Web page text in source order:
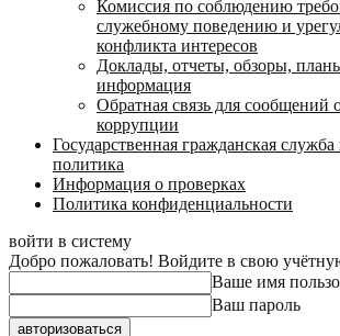
Комиссия по соблюдению
служебному поведению и
конфликта интересов
Доклады, отчеты, обзоры,
информация
Обратная связь для сообщений
коррупции
Государственная гражданская служба
политика
Информация о проверках
Политика конфиденциальности
войти в систему
Добро пожаловать! Войдите в свою
Ваше имя
Ваш пароль